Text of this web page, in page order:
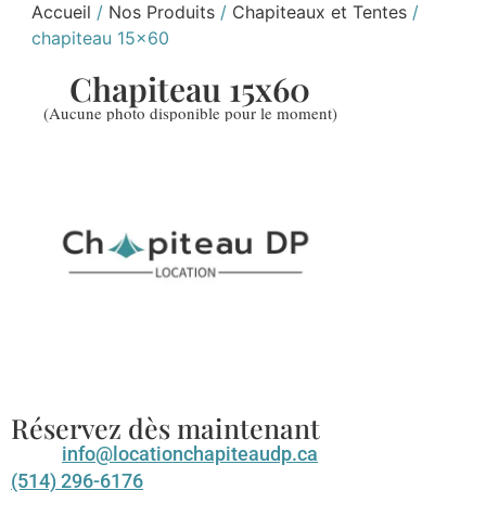
Accueil / Nos Produits / Chapiteaux et Tentes /
chapiteau 15×60
Chapiteau 15x60
(Aucune photo disponible pour le moment)
Réservez dès maintenant
info@locationchapiteaudp.ca
(514) 296-6176